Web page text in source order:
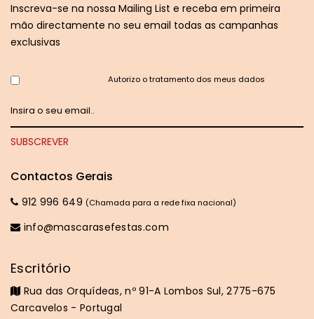
Inscreva-se na nossa Mailing List e receba em primeira
mão directamente no seu email todas as campanhas
exclusivas
Autorizo o tratamento dos meus dados
Contactos Gerais
912 996 649 (Chamada para a rede fixa nacional)
info@mascarasefestas.com
Escritório
Rua das Orquídeas, nº 91-A Lombos Sul, 2775-675
Carcavelos - Portugal